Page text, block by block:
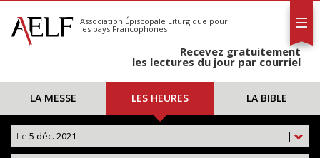
S'abonner
Calendrier
Association Épiscopale Liturgique pour
les pays Francophones
Recevez gratuitement
les lectures du jour par courriel
LA MESSE LES HEURES LA BIBLE
|
Le 5 déc. 2021